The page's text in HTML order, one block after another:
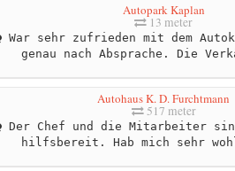
Autopark Kaplan
13 meter
War sehr zufrieden mit dem
genau nach Absprache. Die
Autohaus K. D. Furchtmann
517 meter
Der Chef und die Mitarbeiter
hilfsbereit. Hab mich sehr